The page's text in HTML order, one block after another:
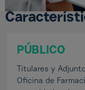
PÚBLICO
Titulares y
Oficina de